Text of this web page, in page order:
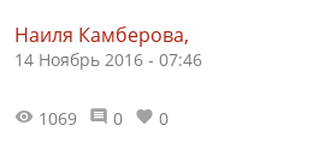
Наиля Камберова,
14 Ноябрь 2016 - 07:46
1069 0 0